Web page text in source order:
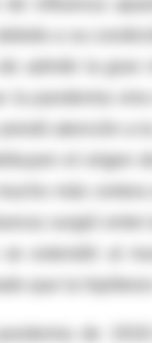
admitir la
la pandemia
el origen
surgió
de